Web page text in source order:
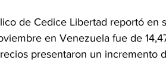
de Cedice Libertad reportó en
en Venezuela fue de
presentaron un incremento